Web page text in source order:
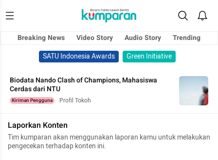
Breaking News Video Story Audio Story
Trending
SATU Indonesia Awards
Green Initiative
Biodata Nando Clash of Champions, Mahasiswa
Cerdas dari NTU
Kiriman Pengguna Profil Tokoh
Laporkan Konten
Tim kumparan akan menggunakan laporan kamu untuk melakukan
pengecekan terhadap konten ini.